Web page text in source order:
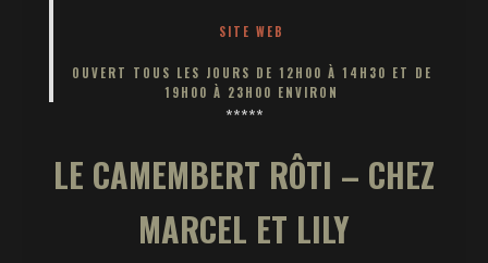
SITE WEB
OUVERT TOUS LES JOURS DE 12H00 À 14H30 ET DE
19H00 À 23H00 ENVIRON
*****
LE CAMEMBERT RÔTI – CHEZ
MARCEL ET LILY